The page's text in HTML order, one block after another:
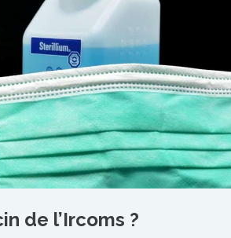
de l’Ircoms ?